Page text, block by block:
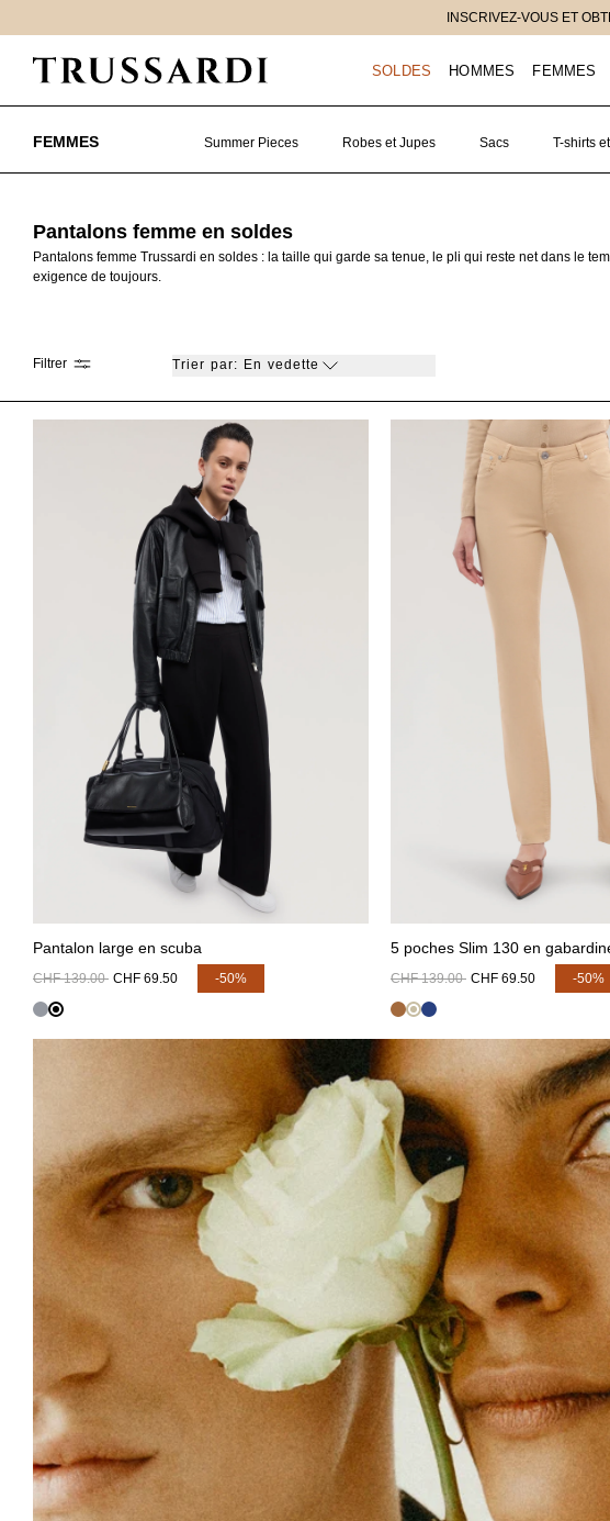
RETOURS
SOLDES HOMMES FEMMES
FEMMES Summer Pieces Robes et Jupes Sacs T-shirts
Pantalons femme en soldes
Pantalons femme Trussardi en soldes : la taille qui garde sa tenue, le pli qui reste net dans le
exigence de toujours.
Filtrer Trier par: En vedette
Pantalon large en scuba
CHF 139.00 CHF 69.50 -50%
5 poches Slim 130 en
CHF 139.00 CHF 69.50 -50%